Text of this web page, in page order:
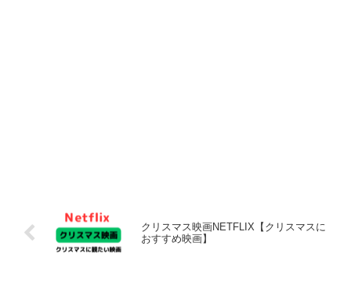
クリスマス映画NETFLIX【クリスマスに
おすすめ映画】